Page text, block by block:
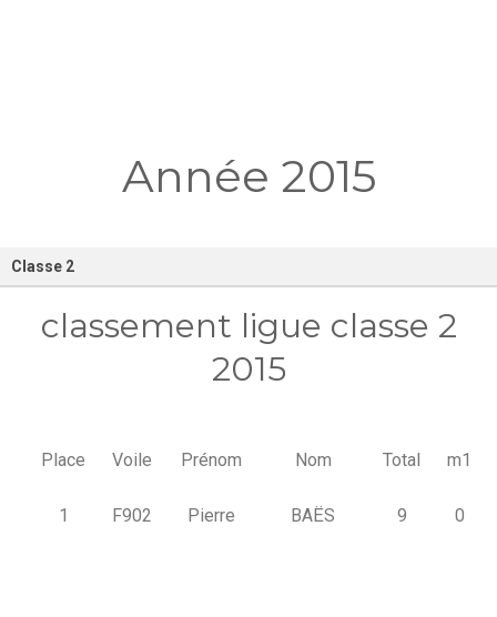
Année 2015
Classe 2
classement ligue classe 2
2015
Place Voile Prénom Nom Total m1
1 F902 Pierre BAËS 9 0